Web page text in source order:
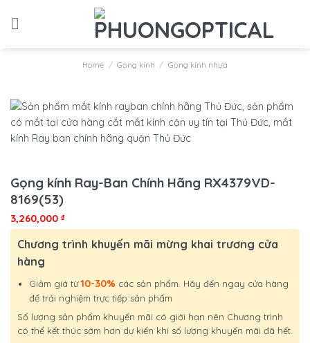
Home / Gọng kính / Gọng kính nhựa
Gọng kính Ray-Ban Chính Hãng RX4379VD-
8169(53)
3,260,000 ₫
Chương trình khuyến mãi mừng khai trương cửa
hàng
Giảm giá từ10-30% các sản phẩm. Hãy đến ngay cửa hàng
để trải nghiệm trực tiếp sản phẩm
Số lượng sản phẩm khuyến mãi có giới hạn nên Chương trình
có thể kết thúc sớm hơn dự kiến khi số lượng khuyến mãi đã hết.